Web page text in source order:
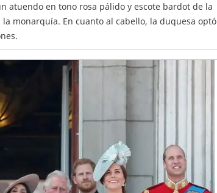
atuendo en tono rosa pálido y escote bardot de la
monarquía. En cuanto al cabello, la duquesa optó